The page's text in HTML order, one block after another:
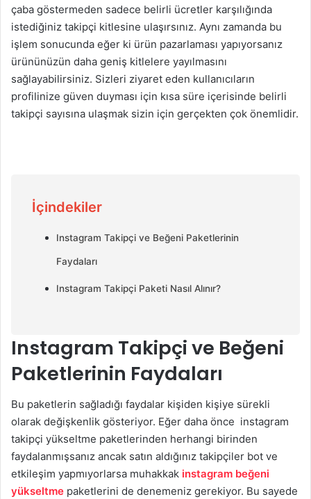
çaba göstermeden sadece belirli ücretler karşılığında
istediğiniz takipçi kitlesine ulaşırsınız. Aynı zamanda bu
işlem sonucunda eğer ki ürün pazarlaması yapıyorsanız
ürününüzün daha geniş kitlelere yayılmasını
sağlayabilirsiniz. Sizleri ziyaret eden kullanıcıların
profilinize güven duyması için kısa süre içerisinde belirli
takipçi sayısına ulaşmak sizin için gerçekten çok önemlidir.
İçindekiler
Instagram Takipçi ve Beğeni Paketlerinin
Faydaları
Instagram Takipçi Paketi Nasıl Alınır?
Instagram Takipçi ve Beğeni
Paketlerinin Faydaları
Bu paketlerin sağladığı faydalar kişiden kişiye sürekli
olarak değişkenlik gösteriyor. Eğer daha önce instagram
takipçi yükseltme paketlerinden herhangi birinden
faydalanmışsanız ancak satın aldığınız takipçiler bot ve
etkileşim yapmıyorlarsa muhakkak instagram beğeni
yükseltme paketlerini de denemeniz gerekiyor. Bu sayede